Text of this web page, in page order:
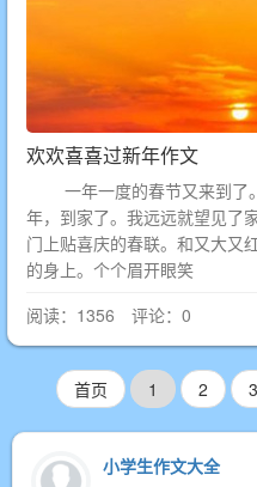
欢欢喜喜过新年作文
一年一度的春节又来到了
年，到家了。我远远就望见
门上贴喜庆的春联。和又大又
的身上。个个眉开眼笑
阅读：1356 评论：0
首页 1 2 3
小学生作文大全